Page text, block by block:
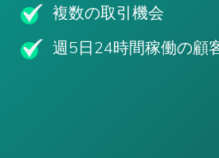
複数の取引機会
週5日24時間稼働の顧